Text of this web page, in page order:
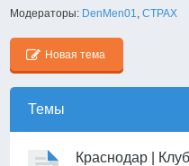
Модераторы: DenMen01,CTPAX
Новая тема
Темы
Краснодар |